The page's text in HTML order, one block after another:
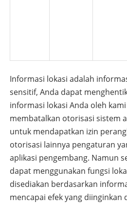
Informasi lokasi adalah
sensitif, Anda dapat
informasi lokasi Anda oleh
membatalkan otorisasi sistem
untuk mendapatkan izin
otorisasi lainnya pengaturan
aplikasi pengembang. Namun
dapat menggunakan fungsi
disediakan berdasarkan
mencapai efek yang diinginkan